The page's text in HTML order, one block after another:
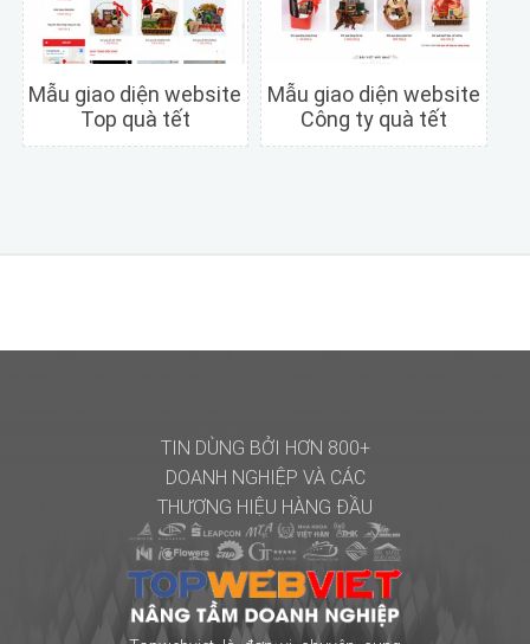
Mẫu giao diện website
Top quà tết
Mẫu giao diện website
Công ty quà tết
TIN DÙNG BỞI HƠN 800+
DOANH NGHIỆP VÀ CÁC
THƯƠNG HIỆU HÀNG ĐẦU